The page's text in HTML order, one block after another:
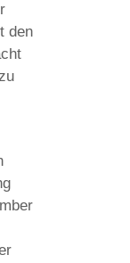
den